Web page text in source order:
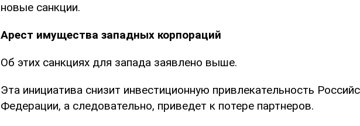
новые санкции.
Арест имущества западных корпораций
Об этих санкциях для запада заявлено выше.
Эта инициатива снизит инвестиционную привлекательность
Федерации, а следовательно, приведет к потере партнеров.